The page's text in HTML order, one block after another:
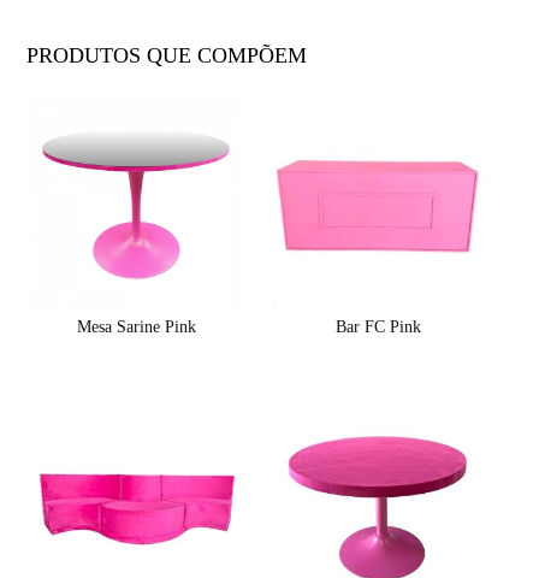
PRODUTOS QUE COMPÕEM
Mesa Sarine Pink Bar FC Pink